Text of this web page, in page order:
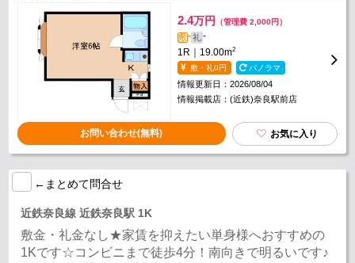
2.4万円 （管理費 2,000円）
敷-礼-
1R｜19.00m2
敷・礼0円 パノラマ
情報更新日：2026/08/04
情報掲載店：(近鉄)奈良駅前店
お問い合わせ(無料) お気に入り
←まとめて問合せ
近鉄奈良線 近鉄奈良駅 1K
敷金・礼金なし★家賃を抑えたい単身様へおすすめの
1Kです☆コンビニまで徒歩4分！南向きで明るいです♪